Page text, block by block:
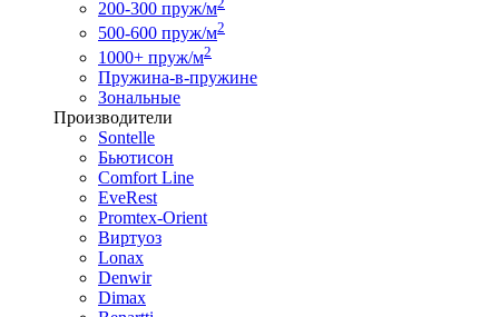
200-300 пруж/м
500-600 пруж/м2
1000+ пруж/м2
Пружина-в-пружине
Зональные
Производители
Sontelle
Бьютисон
Comfort Line
EveRest
Promtex-Orient
Виртуоз
Lonax
Denwir
Dimax